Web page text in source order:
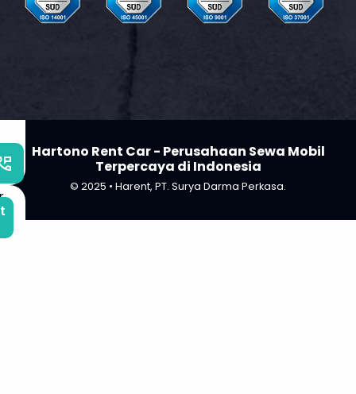
Hartono Rent Car - Perusahaan Sewa Mobil
Terpercaya di Indonesia
© 2025 • Harent, PT. Surya Darma Perkasa.